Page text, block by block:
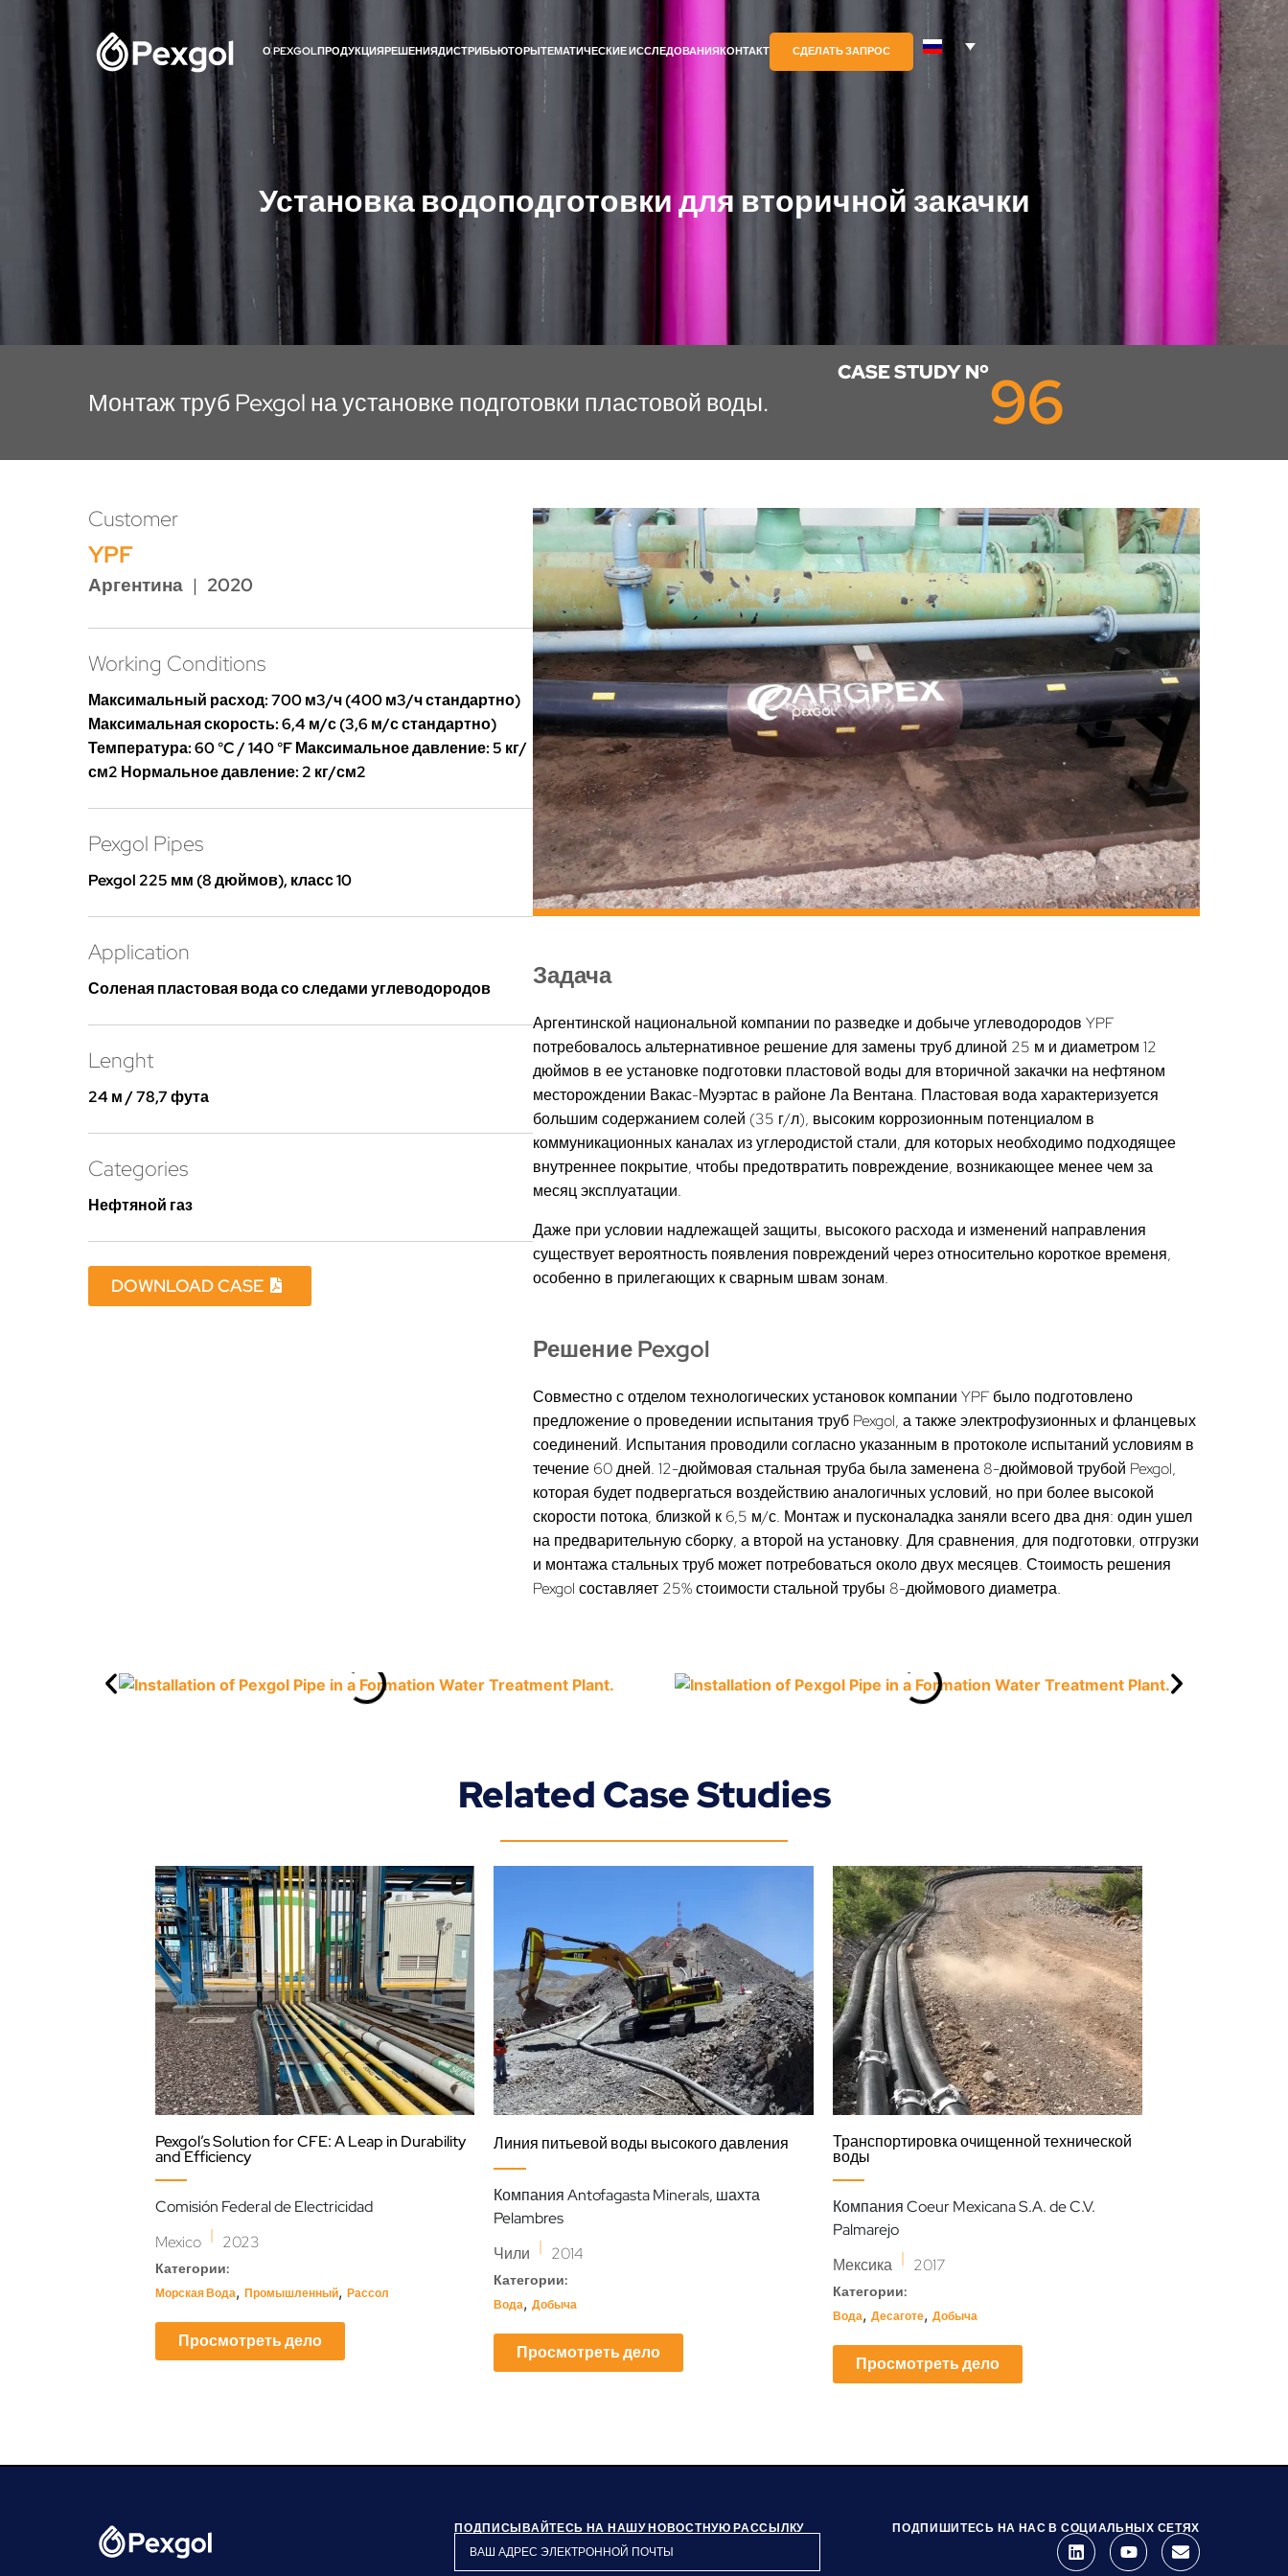
О PEXGOLПРОДУКЦИЯРЕШЕНИЯДИСТРИБЬЮТОРЫТЕМАТИЧЕСКИЕ ИССЛЕДОВАНИЯКОНТАКТ СДЕЛАТЬ ЗАПРОС
Установка водоподготовки для вторичной закачки
Монтаж труб Pexgol на установке подготовки пластовой воды.
CASE STUDY Nº96
Customer
YPF
Аргентина | 2020
Working Conditions
Максимальный расход: 700 м3/ч (400 м3/ч стандартно)
Максимальная скорость: 6,4 м/с (3,6 м/с стандартно)
Температура: 60 °C / 140 °F Максимальное давление: 5 кг/
см2 Нормальное давление: 2 кг/см2
Pexgol Pipes
Pexgol 225 мм (8 дюймов), класс 10
Application
Соленая пластовая вода со следами углеводородов
Lenght
24 м / 78,7 фута
Categories
Нефтяной газ
DOWNLOAD CASE
Задача
Аргентинской национальной компании по разведке и добыче углеводородов YPF
потребовалось альтернативное решение для замены труб длиной 25 м и диаметром 12
дюймов в ее установке подготовки пластовой воды для вторичной закачки на нефтяном
месторождении Вакас-Муэртас в районе Ла Вентана. Пластовая вода характеризуется
большим содержанием солей (35 г/л), высоким коррозионным потенциалом в
коммуникационных каналах из углеродистой стали, для которых необходимо подходящее
внутреннее покрытие, чтобы предотвратить повреждение, возникающее менее чем за
месяц эксплуатации.
Даже при условии надлежащей защиты, высокого расхода и изменений направления
существует вероятность появления повреждений через относительно короткое временя,
особенно в прилегающих к сварным швам зонам.
Решение Pexgol
Совместно с отделом технологических установок компании YPF было подготовлено
предложение о проведении испытания труб Pexgol, а также электрофузионных и фланцевых
соединений. Испытания проводили согласно указанным в протоколе испытаний условиям в
течение 60 дней. 12-дюймовая стальная труба была заменена 8-дюймовой трубой Pexgol,
которая будет подвергаться воздействию аналогичных условий, но при более высокой
скорости потока, близкой к 6,5 м/с. Монтаж и пусконаладка заняли всего два дня: один ушел
на предварительную сборку, а второй на установку. Для сравнения, для подготовки, отгрузки
и монтажа стальных труб может потребоваться около двух месяцев. Стоимость решения
Pexgol составляет 25% стоимости стальной трубы 8-дюймового диаметра.
Related Case Studies
Pexgol’s Solution for CFE: A Leap in Durability
and Efficiency
Comisión Federal de Electricidad
Mexico | 2023
Категории:
Морская Вода, Промышленный, Рассол
Просмотреть дело
Линия питьевой воды высокого давления
Компания Antofagasta Minerals, шахта
Pelambres
Чили | 2014
Категории:
Вода, Добыча
Просмотреть дело
Транспортировка очищенной технической
воды
Компания Coeur Mexicana S.A. de C.V.
Palmarejo
Мексика | 2017
Категории:
Вода, Десаготе, Добыча
Просмотреть дело
ПОДПИСЫВАЙТЕСЬ НА НАШУ НОВОСТНУЮ РАССЫЛКУ ПОДПИШИТЕСЬ НА НАС В СОЦИАЛЬНЫХ СЕТЯХ